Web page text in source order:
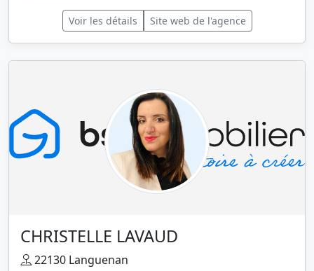
Voir les détails Site web de l'agence
CHRISTELLE LAVAUD
22130 Languenan